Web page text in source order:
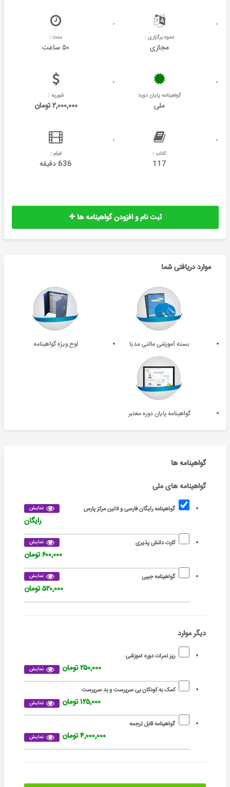
نحوه برگزاری :
مجازی
مدت :
۵۰ ساعت
گواهینامه پایان دوره:
ملی
شهریه :
۲,۰۰۰,۰۰۰ تومان
کتاب :
117
فیلم :
636 دقیقه
ثبت نام و افزودن گواهینامه ها
موارد دریافتی شما
بسته آموزشی مالتی مدیا لوح ویژه گواهینامه
گواهینامه پایان دوره معتبر
گواهینامه ها
گواهینامه های ملی
گواهینامه رایگان فارسی و لاتین مرکز پارس نمایش
رایگان
کارت دانش پذیری نمایش
۶۰۰,۰۰۰ تومان
گواهینامه جیبی نمایش
۵۲۰,۰۰۰ تومان
دیگر موارد
ریز نمرات دوره آموزشی
نمایش ۲۵۰,۰۰۰ تومان
کمک به کودکان بی سرپرست و بد سرپرست
نمایش ۱۲۵,۰۰۰ تومان
گواهینامه قابل ترجمه
نمایش ۴,۰۰۰,۰۰۰ تومان